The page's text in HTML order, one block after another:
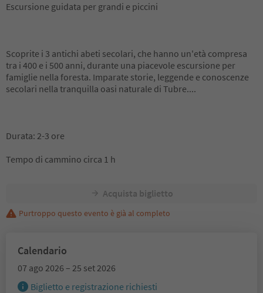
Escursione guidata per grandi e piccini
Scoprite i 3 antichi abeti secolari, che hanno un'età compresa
tra i 400 e i 500 anni, durante una piacevole escursione per
famiglie nella foresta. Imparate storie, leggende e conoscenze
secolari nella tranquilla oasi naturale di Tubre....
Durata: 2-3 ore
Tempo di cammino circa 1 h
Acquista biglietto
Purtroppo questo evento è già al completo
Calendario
07 ago 2026 – 25 set 2026
Biglietto e registrazione richiesti